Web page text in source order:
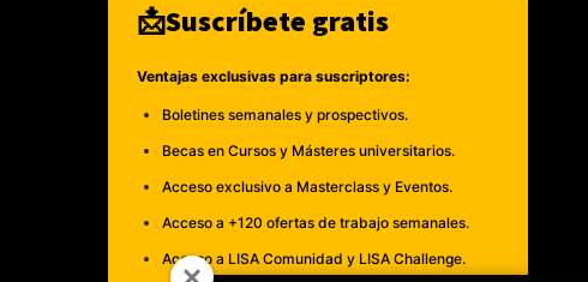
📩Suscríbete gratis
Ventajas exclusivas para suscriptores:
Boletines semanales y prospectivos.
Becas en Cursos y Másteres universitarios.
Acceso exclusivo a Masterclass y Eventos.
Acceso a +120 ofertas de trabajo semanales.
Acceso a LISA Comunidad y LISA Challenge.